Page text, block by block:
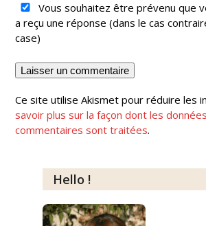
Vous souhaitez être prévenu que
a reçu une réponse (dans le cas
case)
Ce site utilise Akismet pour réduire les
savoir plus sur la façon dont les
commentaires sont traitées.
Hello !